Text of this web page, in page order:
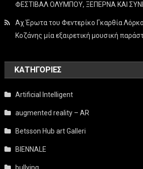
ΦΕΣΤΙΒΑΛ ΟΛΥΜΠΟΥ, ΞΕΠΕΡΝΑ ΚΑΙ
Αχ Έρωτα του Φεντερίκο Γκαρθία
Κοζάνης μία εξαιρετική μουσική
KΑΤΗΓΟΡΊΕΣ
Artificial Intelligent
augmented reality – AR
Betsson Hub art Galleri
BIENNALE